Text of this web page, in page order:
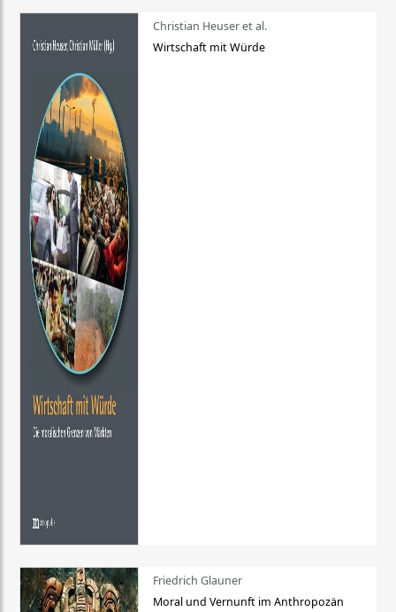
Christian Heuser et al.
Wirtschaft mit Würde
Friedrich Glauner
Moral und Vernunft im Anthropozän